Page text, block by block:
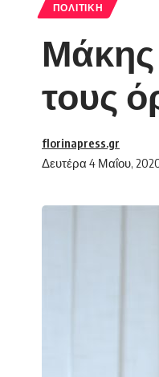
ΠΟΛΙΤΙΚΉ
Μάκης
τους
Δευτέρα 4 Μαΐου,
florinapress.gr